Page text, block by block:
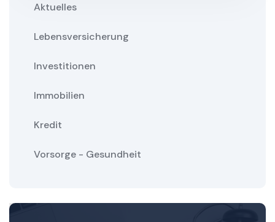
Aktuelles
Lebensversicherung
Investitionen
Immobilien
Kredit
Vorsorge - Gesundheit